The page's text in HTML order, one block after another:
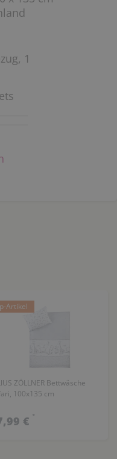
1
Artikel
ZÖLLNER Bettwäsche
100x135 cm
€ *